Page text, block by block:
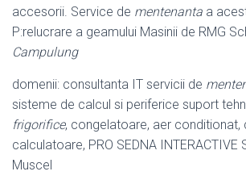
accesorii. Service de mentenanta a
P:relucrare a geamului Masinii de RMG
Campulung
domenii: consultanta IT servicii de
sisteme de calcul si periferice suport
frigorifice, congelatoare, aer conditionat,
calculatoare, PRO SEDNA INTERACTIVE
Muscel